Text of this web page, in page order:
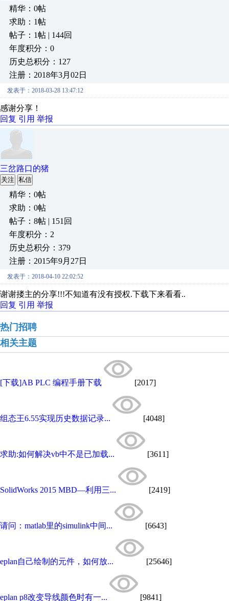
精华：0帖
求助：1帖
帖子：1帖 | 144回
年度积分：0
历史总积分：127
注册：2018年3月02日
发表于：2018-03-28 13:47:12
感谢分享！
回复 引用 举报
三岔路口的猪
关注 私信
精华：0帖
求助：0帖
帖子：8帖 | 151回
年度积分：2
历史总积分：379
注册：2015年9月27日
发表于：2018-04-10 22:02:52
谢谢搂主的分享!!!不知道有没有授权.下载下来看看..
回复 引用 举报
热门招聘
相关主题
[下载]AB PLC 编程手册下载 [2017]
组态王6.55实现历史数据记录... [4048]
求助:如何解决vb中不是已加载... [3611]
SolidWorks 2015 MBD—利用三... [2419]
请问：matlab里的simulink中间... [6643]
eplan自己绘制的元件，如何放... [25646]
eplan p8改变导线颜色时有一... [9841]